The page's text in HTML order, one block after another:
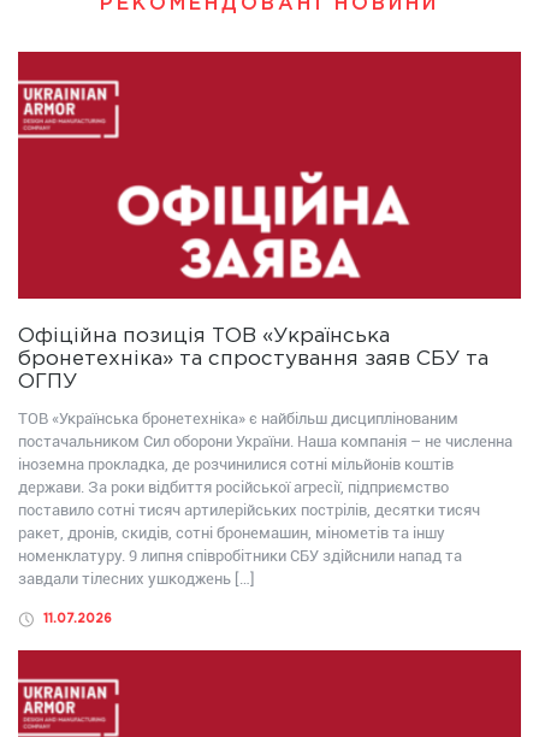
РЕКОМЕНДОВАНІ НОВИНИ
Офіційна позиція ТОВ «Українська
бронетехніка» та спростування заяв СБУ та
ОГПУ
ТОВ «Українська бронетехніка» є найбільш дисциплінованим
постачальником Сил оборони України. Наша компанія – не численна
іноземна прокладка, де розчинилися сотні мільйонів коштів
держави. За роки відбиття російської агресії, підприємство
поставило сотні тисяч артилерійських пострілів, десятки тисяч
ракет, дронів, скидів, сотні бронемашин, мінометів та іншу
номенклатуру. 9 липня співробітники СБУ здійснили напад та
завдали тілесних ушкоджень […]
11.07.2026